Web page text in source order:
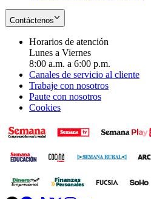
Contáctenos
Horarios de atención
Lunes a Viernes
8:00 a.m. a 6:00 p.m.
Canales de servicio al cliente
Trabaje con nosotros
Paute con nosotros
Cookies